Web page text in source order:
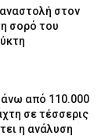
στον
σορό του
από 110.000
σε τέσσερις
η ανάλυση